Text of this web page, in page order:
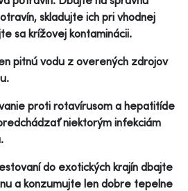
skladujte ich pri vhodnej
sa krížovej kontaminácii.
pitnú vodu z overených zdrojov
proti rotavírusom a hepatitíde
niektorým infekciám
do exotických krajín dbajte
a konzumujte len dobre tepelne